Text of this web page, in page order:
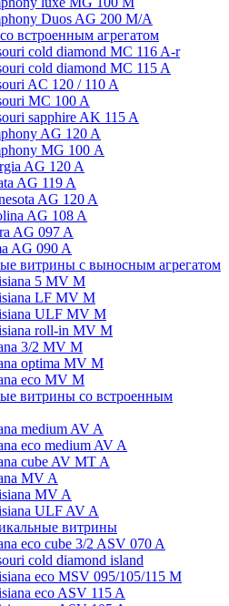
Duos AG 200 M/A
встроенным агрегатом
cold diamond MC 116 A-r
cold diamond MC 115 A
AC 120 / 110 A
MC 100 A
sapphire AK 115 A
AG 120 A
MG 100 А
AG 120 A
AG 119 A
AG 120 A
AG 108 A
AG 097 A
AG 090 A
витрины с выносным агрегатом
5 MV M
LF MV M
ULF MV M
roll-in MV M
3/2 MV M
optima MV M
eco MV M
витрины со встроенным
medium AV A
eco medium AV A
cube AV MT A
MV A
MV A
ULF AV A
витрины
eco cube 3/2 ASV 070 A
cold diamond island
eco MSV 095/105/115 M
eco ASV 115 A